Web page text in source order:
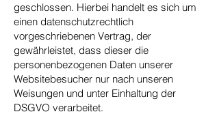
geschlossen. Hierbei handelt es sich um
einen datenschutzrechtlich
vorgeschriebenen Vertrag, der
gewährleistet, dass dieser die
personenbezogenen Daten unserer
Websitebesucher nur nach unseren
Weisungen und unter Einhaltung der
DSGVO verarbeitet.